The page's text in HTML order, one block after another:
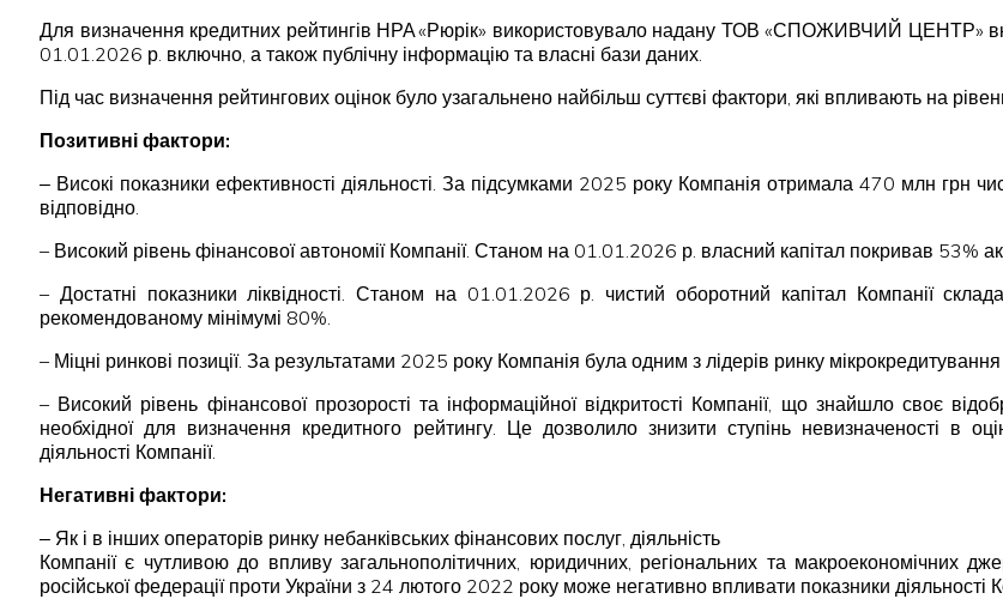
Для визначення кредитних рейтингів НРА «Рюрік» використовувало надану ТОВ «СПОЖИВЧИЙ ЦЕНТР»
01.01.2026 р. включно, а також публічну інформацію та власні бази даних.
Під час визначення рейтингових оцінок було узагальнено найбільш суттєві фактори, які впливають на
Позитивні фактори:
‒ Високі показники ефективності діяльності. За підсумками 2025 року Компанія отримала 470 млн грн
відповідно.
– Високий рівень фінансової автономії Компанії. Станом на 01.01.2026 р. власний капітал покривав 53%
– Достатні показники ліквідності. Станом на 01.01.2026 р. чистий оборотний капітал Компанії
рекомендованому мінімумі 80%.
– Міцні ринкові позиції. За результатами 2025 року Компанія була одним з лідерів ринку мікрокредитування
– Високий рівень фінансової прозорості та інформаційної відкритості Компанії, що знайшло своє
необхідної для визначення кредитного рейтингу. Це дозволило знизити ступінь невизначеності в
діяльності Компанії.
Негативні фактори:
‒ Як і в інших операторів ринку небанківських фінансових послуг, діяльність
Компанії є чутливою до впливу загальнополітичних, юридичних, регіональних та макроекономічних
російської федерації проти України з 24 лютого 2022 року може негативно впливати показники діяльності